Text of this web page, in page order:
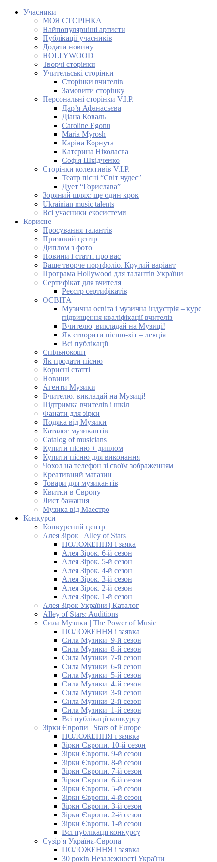
Учасники
МОЯ СТОРІНКА
Найпопулярніші артисти
Публікації учасників
Додати новину
HOLLYWOOD
Творчі сторінки
Учительські сторінки
Сторінки вчителів
Замовити сторінку
Персональні сторінки V.I.P.
Дар’я Афанасьєва
Діана Коваль
Caroline Egonu
Maria Myrosh
Каріна Корнута
Катерина Ніколаєва
Софія Шкідченко
Сторінки колективів V.I.P.
Театр пісні “Світ чудес”
Дует “Горислава”
Зоряний шлях: ще один крок
Ukrainian music talents
Всі учасники екосистеми
Корисне
Просування талантів
Призовий центр
Диплом з фото
Новини і статті про вас
Ваше творче портфоліо. Крутий варіант
Програма Hollywood для талантів України
Сертифікат для вчителя
Реєстр сертифікатів
ОСВІТА
Музична освіта і музична індустрія – курс
підвищення кваліфікації вчителів
Вчителю, викладай на Музиці!
Як створити пісню-хіт – лекція
Всі публікації
Спільнокошт
Як продати пісню
Корисні статті
Новини
Агенти Музики
Вчителю, викладай на Музиці!
Підтримка вчителів і шкіл
Фанати для зірки
Подяка від Музики
Каталог музикантів
Catalog of musicians
Купити пісню + диплом
Купити пісню для виконання
Чохол на телефон зі своїм зображенням
Креативний магазин
Товари для музикантів
Квитки в Європу
Лист бажання
Музика від Маестро
Конкурси
Конкурсний центр
Алея Зірок | Alley of Stars
ПОЛОЖЕННЯ і заяка
Алея Зірок. 6-й сезон
Алея Зірок. 5-й сезон
Алея Зірок. 4-й сезон
Алея Зірок. 3-й сезон
Алея Зірок. 2-й сезон
Алея Зірок. 1-й сезон
Алея Зірок України | Каталог
Alley of Stars: Auditions
Сила Музики | The Power of Music
ПОЛОЖЕННЯ і заявка
Сила Музики. 9-й сезон
Сила Музики. 8-й сезон
Сила Музики. 7-й сезон
Сила Музики. 6-й сезон
Сила Музики. 5-й сезон
Сила Музики. 4-й сезон
Сила Музики. 3-й сезон
Сила Музики. 2-й сезон
Сила Музики. 1-й сезон
Всі публікації конкурсу
Зірки Європи | Stars of Europe
ПОЛОЖЕННЯ і заявка
Зірки Європи. 10-й сезон
Зірки Європи. 9-й сезон
Зірки Європи. 8-й сезон
Зірки Європи. 7-й сезон
Зірки Європи. 6-й сезон
Зірки Європи. 5-й сезон
Зірки Європи. 4-й сезон
Зірки Європи. 3-й сезон
Зірки Європи. 2-й сезон
Зірки Європи. 1-й сезон
Всі публікації конкурсу
Сузір’я Україна-Європа
ПОЛОЖЕННЯ і заявка
30 років Незалежності України